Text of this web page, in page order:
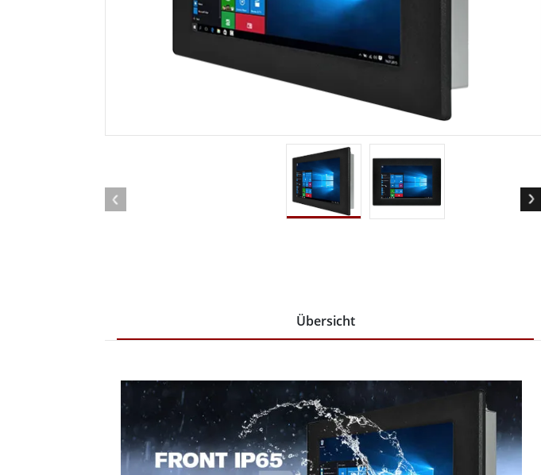
Android Fahrzeugmontierte Computer
Tablet für Fahrzeugmontierte
Funk-Gateway
Robuster Roboter- Öl und Gas, ATEX-Klasse
Robustes Tablet in ATEX-Qualität
Robuster ATEX-Handheld
Übersicht